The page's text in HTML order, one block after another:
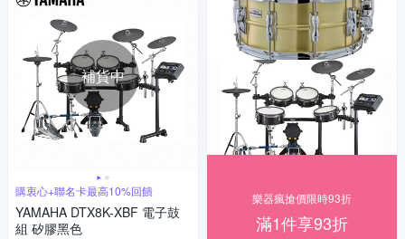
補貨中
購衷心+聯名卡最高10%回饋
YAMAHA DTX8K-XBF 電子鼓
組 矽膠黑色
樂器瘋搶價限時93折
滿1件享93折